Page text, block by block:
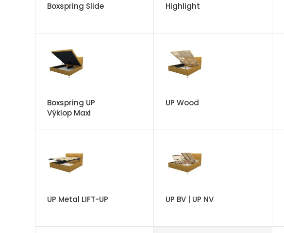
Boxspring Slide Highlight
Boxspring UP
Výklop Maxi
UP Wood
UP Metal LIFT-UP UP BV | UP NV